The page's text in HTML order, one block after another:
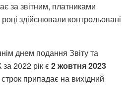
за звітним, платниками
році здійснювали контрольовані
днем подання Звіту та
2022 рік є2 жовтня 2023
припадає на вихідний